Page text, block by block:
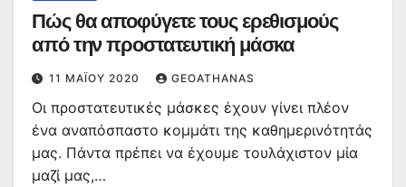
Πώς θα αποφύγετε τους ερεθισμούς
από την προστατευτική μάσκα
11 ΜΑΪ́ΟΥ 2020 GEOATHANAS
Οι προστατευτικές μάσκες έχουν γίνει πλέον
ένα αναπόσπαστο κομμάτι της καθημερινότητάς
μας. Πάντα πρέπει να έχουμε τουλάχιστον μία
μαζί μας,…